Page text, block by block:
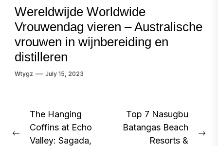
Wereldwijde Worldwide
Vrouwendag vieren – Australische
vrouwen in wijnbereiding en
distilleren
Wtygz July 15, 2023
Post
navigation
Previous
The Hanging
Coffins at Echo
Valley: Sagada,
Top 7 Nasugbu
Batangas Beach
Resorts &